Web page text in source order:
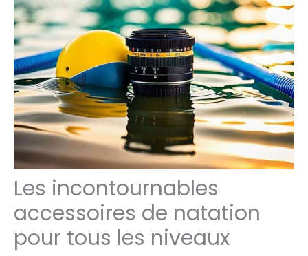
Les incontournables
accessoires de natation
pour tous les niveaux